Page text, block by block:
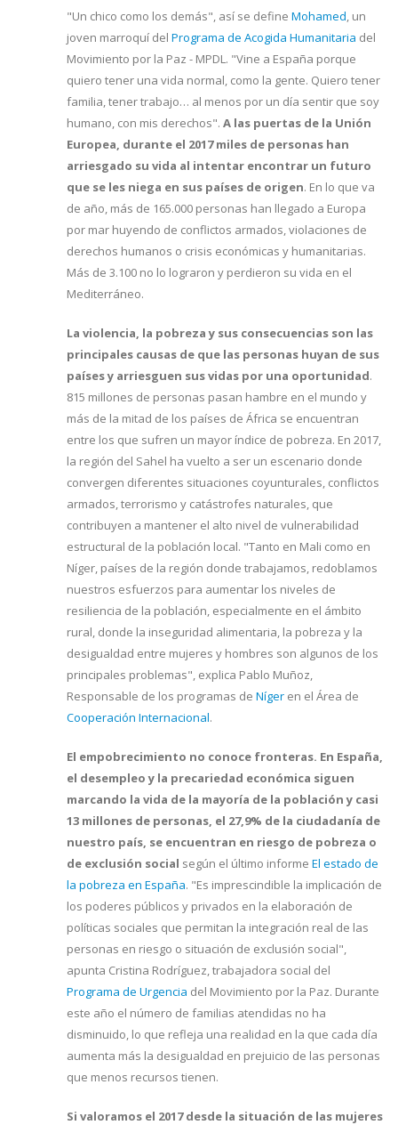
"Un chico como los demás", así se define Mohamed, un
joven marroquí del Programa de Acogida Humanitaria del
Movimiento por la Paz - MPDL. "Vine a España porque
quiero tener una vida normal, como la gente. Quiero tener
familia, tener trabajo… al menos por un día sentir que soy
humano, con mis derechos". A las puertas de la Unión
Europea, durante el 2017 miles de personas han
arriesgado su vida al intentar encontrar un futuro
que se les niega en sus países de origen. En lo que va
de año, más de 165.000 personas han llegado a Europa
por mar huyendo de conflictos armados, violaciones de
derechos humanos o crisis económicas y humanitarias.
Más de 3.100 no lo lograron y perdieron su vida en el
Mediterráneo.
La violencia, la pobreza y sus consecuencias son las
principales causas de que las personas huyan de sus
países y arriesguen sus vidas por una oportunidad.
815 millones de personas pasan hambre en el mundo y
más de la mitad de los países de África se encuentran
entre los que sufren un mayor índice de pobreza. En 2017,
la región del Sahel ha vuelto a ser un escenario donde
convergen diferentes situaciones coyunturales, conflictos
armados, terrorismo y catástrofes naturales, que
contribuyen a mantener el alto nivel de vulnerabilidad
estructural de la población local. "Tanto en Mali como en
Níger, países de la región donde trabajamos, redoblamos
nuestros esfuerzos para aumentar los niveles de
resiliencia de la población, especialmente en el ámbito
rural, donde la inseguridad alimentaria, la pobreza y la
desigualdad entre mujeres y hombres son algunos de los
principales problemas", explica Pablo Muñoz,
Responsable de los programas de Níger en el Área de
Cooperación Internacional.
El empobrecimiento no conoce fronteras. En España,
el desempleo y la precariedad económica siguen
marcando la vida de la mayoría de la población y casi
13 millones de personas, el 27,9% de la ciudadanía de
nuestro país, se encuentran en riesgo de pobreza o
de exclusión social según el último informe El estado de
la pobreza en España. "Es imprescindible la implicación de
los poderes públicos y privados en la elaboración de
políticas sociales que permitan la integración real de las
personas en riesgo o situación de exclusión social",
apunta Cristina Rodríguez, trabajadora social del
Programa de Urgencia del Movimiento por la Paz. Durante
este año el número de familias atendidas no ha
disminuido, lo que refleja una realidad en la que cada día
aumenta más la desigualdad en prejuicio de las personas
que menos recursos tienen.
Si valoramos el 2017 desde la situación de las mujeres